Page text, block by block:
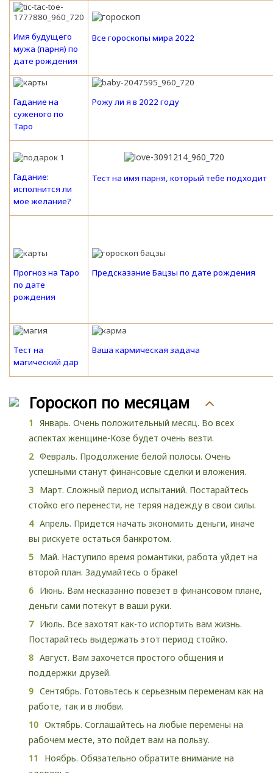
Имя будущего
мужа (парня) по
дате рождения
Все гороскопы мира 2022
Гадание на
суженого по
Таро
Рожу ли я в 2022 году
Гадание:
исполнится ли
мое желание?
Тест на имя парня, который тебе подходит
Прогноз на Таро
по дате
рождения
Предсказание Бацзы по дате рождения
Тест на
магический дар
Ваша кармическая задача
Гороскоп по месяцам
Январь. Очень положительный месяц. Во всех
аспектах женщине-Козе будет очень везти.
Февраль. Продолжение белой полосы. Очень
успешными станут финансовые сделки и вложения.
Март. Сложный период испытаний. Постарайтесь
стойко его перенести, не теряя надежду в свои силы.
Апрель. Придется начать экономить деньги, иначе
вы рискуете остаться банкротом.
Май. Наступило время романтики, работа уйдет на
второй план. Задумайтесь о браке!
Июнь. Вам несказанно повезет в финансовом плане,
деньги сами потекут в ваши руки.
Июль. Все захотят как-то испортить вам жизнь.
Постарайтесь выдержать этот период стойко.
Август. Вам захочется простого общения и
поддержки друзей.
Сентябрь. Готовьтесь к серьезным переменам как на
работе, так и в любви.
Октябрь. Соглашайтесь на любые перемены на
рабочем месте, это пойдет вам на пользу.
Ноябрь. Обязательно обратите внимание на